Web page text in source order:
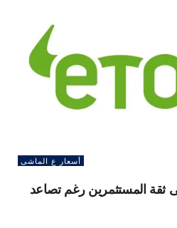
أسعار ع الماشى
ثقة المستثمرين رغم تصاعد